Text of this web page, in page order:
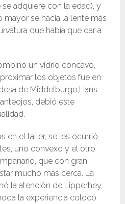
adquiere con la edad), y
se hacia la lente más
que había que dar a
un vidrio cóncavo,
los objetos fue en
de Middelburgo, Hans
anteojos, debió este
en el taller, se les ocurrió
uno convexo y el otro
que con gran
mucho más cerca. La
la atención de Lipperhey,
la experiencia colocó